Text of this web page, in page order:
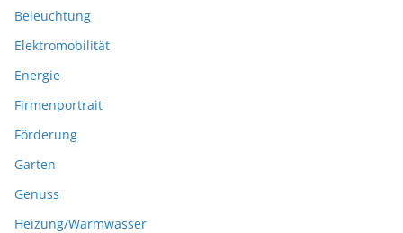
Beleuchtung
Elektromobilität
Energie
Firmenportrait
Förderung
Garten
Genuss
Heizung/Warmwasser